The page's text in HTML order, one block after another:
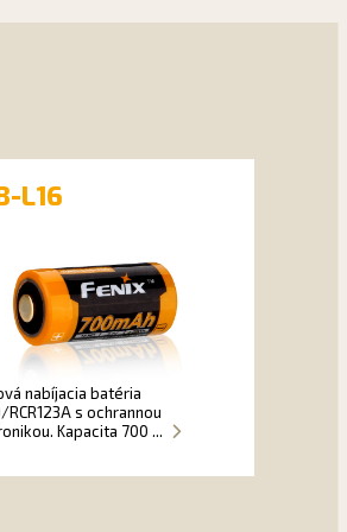
L16
nabíjacia batéria
RCR123A s ochrannou
Kapacita 700 ...